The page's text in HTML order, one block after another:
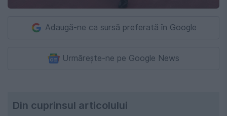
Adaugă-ne ca sursă preferată în Google
Urmărește-ne pe Google News
Din cuprinsul articolului